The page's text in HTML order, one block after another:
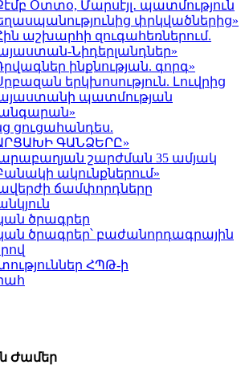
Օտտօ, Մարսէյլ․ պատմություն
փրկվածներից»
աշխարհի զուգահեռներում.
Նիդերլանդներ»
ինքնության. գորգ»
երկխոսություն. Լուվրից
պատմության
ցուցահանդես.
ԳԱՆՁԵՐԸ»
շարժման 35 ամյակ
ակունքներում»
ճամփորդները
ծրագրեր
ծրագրեր՝ բաժանորդագրային
ՀՊԹ-ի
Ժամեր